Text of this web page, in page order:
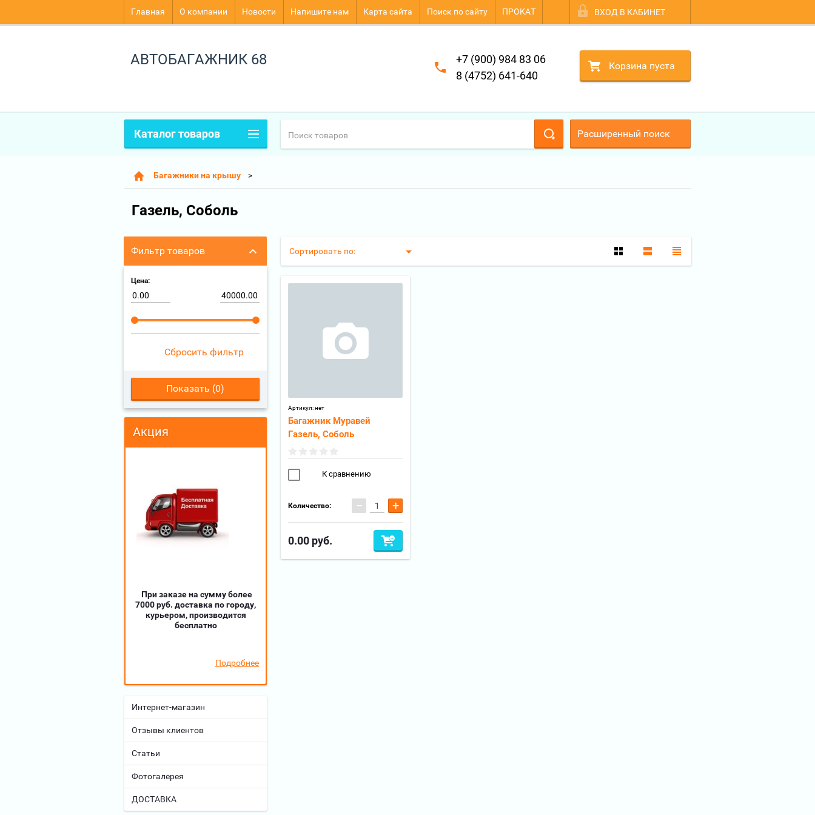
Главная О компании Новости Напишите нам Карта сайта Поиск по сайту ПРОКАТ ВХОД В КАБИНЕТ
АВТОБАГАЖНИК 68
+7 (900) 984 83 06
8 (4752) 641-640
Корзина пуста
Расширенный поиск
Багажники на крышу
Газель, Соболь
Сортировать по:
Артикул:нет
Багажник Муравей
Газель, Соболь
К сравнению
Количество: − +
0.00 руб.
Каталог товаров
Фильтр товаров
Цена:
Сбросить фильтр
Показать (0)
Акция
При заказе на сумму более
7000 руб. доставка по городу,
курьером, производится
бесплатно
Подробнее
Интернет-магазин
Отзывы клиентов
Статьи
Фотогалерея
ДОСТАВКА